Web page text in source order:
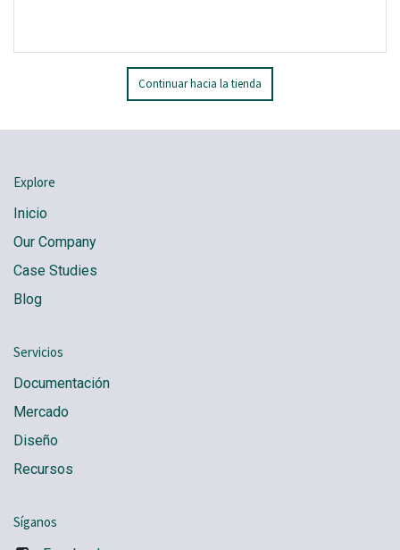
Continuar hacia la tienda
Explore
Inicio
Our Company
Case Studies
Blog
Servicios
Documentación
Mercado
Diseño
Recursos
Síganos